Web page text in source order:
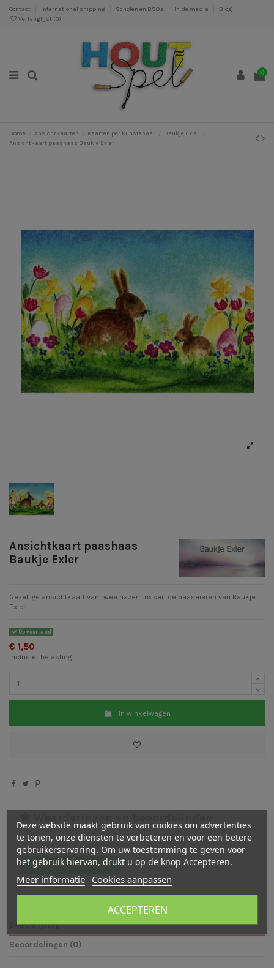
Contact International shipping Scholen en BSO's In de media
Blog
Verlanglijst (0)
0
Home Ansichtkaarten Kaarten per kunstenaar
Baukje Exler
Ansichtkaart paashaas Baukje Exler
Ansichtkaart paashaas
Baukje Exler
Gezellige ansichtkaart van twee hazen tussen de paaseieren van Baukje
Exler
Op voorraad
€ 1,50
Inclusief belasting
In winkelwagen
Er zijn nog geen beoordelingen
Schrijf een beoordeling
Beschrijving
Beoordelingen (0)
Deze website maakt gebruik van cookies om advertenties
te tonen, onze diensten te verbeteren en voor een betere
gebruikerservaring. Om uw toestemming te geven voor
het gebruik hiervan, drukt u op de knop Accepteren.
Meer informatie Cookies aanpassen
ACCEPTEREN